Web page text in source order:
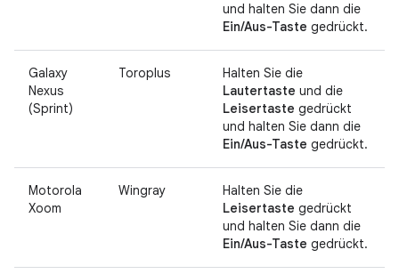
und halten Sie dann die
Ein/Aus-Taste gedrückt.
Galaxy
Nexus
(Sprint)
Toroplus
Halten Sie die
Lautertaste und die
Leisertaste gedrückt
und halten Sie dann die
Ein/Aus-Taste gedrückt.
Motorola
Xoom
Wingray
Halten Sie die
Leisertaste gedrückt
und halten Sie dann die
Ein/Aus-Taste gedrückt.